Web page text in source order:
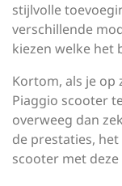
stijlvolle
verschillende
kiezen welke het
Kortom, als je op
Piaggio scooter
overweeg dan
de prestaties,
scooter met